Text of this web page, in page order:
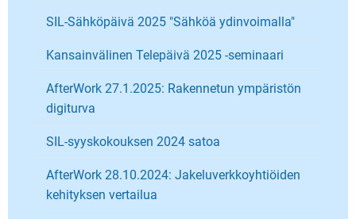
SIL-Sähköpäivä 2025 "Sähköä ydinvoimalla"
Kansainvälinen Telepäivä 2025 -seminaari
AfterWork 27.1.2025: Rakennetun ympäristön
digiturva
SIL-syyskokouksen 2024 satoa
AfterWork 28.10.2024: Jakeluverkkoyhtiöiden
kehityksen vertailua